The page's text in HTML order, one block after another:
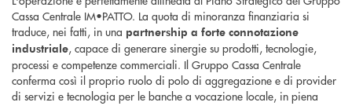
Cassa Centrale IM•PATTO. La quota di minoranza finanziaria si
traduce, nei fatti, in una partnership a forte connotazione
industriale, capace di generare sinergie su prodotti, tecnologie,
processi e competenze commerciali. Il Gruppo Cassa Centrale
conferma così il proprio ruolo di polo di aggregazione e di provider
di servizi e tecnologia per le banche a vocazione locale, in piena